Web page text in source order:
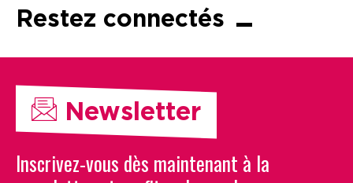
Restez connectés
Newsletter
Inscrivez-vous dès maintenant à la